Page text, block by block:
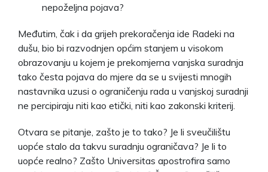
nepoželjna pojava?
Međutim, čak i da grijeh prekoračenja ide Radeki na
dušu, bio bi razvodnjen općim stanjem u visokom
obrazovanju u kojem je prekomjerna vanjska suradnja
tako česta pojava do mjere da se u svijesti mnogih
nastavnika uzusi o ograničenju rada u vanjskoj suradnji
ne percipiraju niti kao etički, niti kao zakonski kriterij.
Otvara se pitanje, zašto je to tako? Je li sveučilištu
uopće stalo da takvu suradnju ograničava? Je li to
uopće realno? Zašto Universitas apostrofira samo